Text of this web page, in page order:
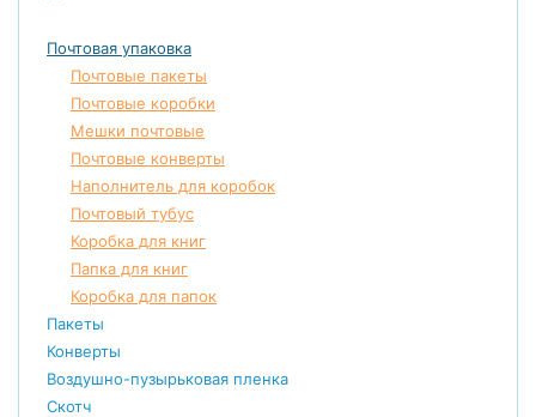
Почтовая упаковка
Почтовые пакеты
Почтовые коробки
Мешки почтовые
Почтовые конверты
Наполнитель для коробок
Почтовый тубус
Коробка для книг
Папка для книг
Коробка для папок
Пакеты
Конверты
Воздушно-пузырьковая пленка
Скотч